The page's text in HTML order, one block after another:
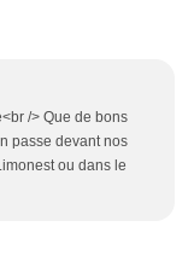
/> Que de bons
passe devant nos
ou dans le